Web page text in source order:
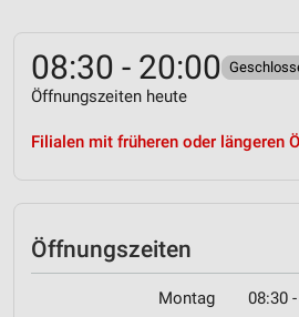
08:30 - 20:00
Öffnungszeiten heute
Filialen mit früheren oder längeren
Öffnungszeiten
Montag 08:30